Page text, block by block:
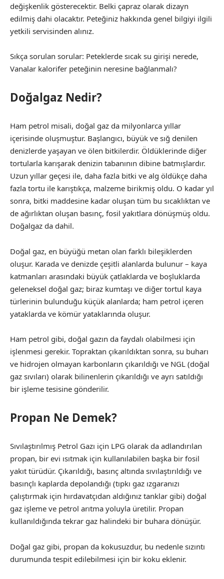
değişkenlik gösterecektir. Belki çapraz olarak dizayn
edilmiş dahi olacaktır. Peteğiniz hakkında genel bilgiyi ilgili
yetkili servisinden alınız.
Sıkça sorulan sorular: Peteklerde sıcak su girişi nerede,
Vanalar kalorifer peteğinin neresine bağlanmalı?
Doğalgaz Nedir?
Ham petrol misali, doğal gaz da milyonlarca yıllar
içerisinde oluşmuştur. Başlangıcı, büyük ve sığ denilen
denizlerde yaşayan ve ölen bitkilerdir. Öldüklerinde diğer
tortularla karışarak denizin tabanının dibine batmışlardır.
Uzun yıllar geçesi ile, daha fazla bitki ve alg öldükçe daha
fazla tortu ile karıştıkça, malzeme birikmiş oldu. O kadar yıl
sonra, bitki maddesine kadar oluşan tüm bu sıcaklıktan ve
de ağırlıktan oluşan basınç, fosil yakıtlara dönüşmüş oldu.
Doğalgaz da dahil.
Doğal gaz, en büyüğü metan olan farklı bileşiklerden
oluşur. Karada ve denizde çeşitli alanlarda bulunur – kaya
katmanları arasındaki büyük çatlaklarda ve boşluklarda
geleneksel doğal gaz; biraz kumtaşı ve diğer tortul kaya
türlerinin bulunduğu küçük alanlarda; ham petrol içeren
yataklarda ve kömür yataklarında oluşur.
Ham petrol gibi, doğal gazın da faydalı olabilmesi için
işlenmesi gerekir. Topraktan çıkarıldıktan sonra, su buharı
ve hidrojen olmayan karbonların çıkarıldığı ve NGL (doğal
gaz sıvıları) olarak bilinenlerin çıkarıldığı ve ayrı satıldığı
bir işleme tesisine gönderilir.
Propan Ne Demek?
Sıvılaştırılmış Petrol Gazı için LPG olarak da adlandırılan
propan, bir evi ısıtmak için kullanılabilen başka bir fosil
yakıt türüdür. Çıkarıldığı, basınç altında sıvılaştırıldığı ve
basınçlı kaplarda depolandığı (tıpkı gaz ızgaranızı
çalıştırmak için hırdavatçıdan aldığınız tanklar gibi) doğal
gaz işleme ve petrol arıtma yoluyla üretilir. Propan
kullanıldığında tekrar gaz halindeki bir buhara dönüşür.
Doğal gaz gibi, propan da kokusuzdur, bu nedenle sızıntı
durumunda tespit edilebilmesi için bir koku eklenir.